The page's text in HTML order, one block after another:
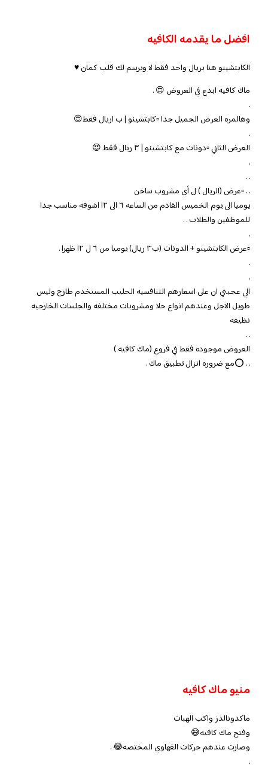
افضل ما يقدمه الكافيه
الكابتشينو هنا بريال واحد فقط لا ويرسم لك قلب كمان ♥️
ماك كافيه ابدع في العروض 😍 .
.
وهالمره العرض الجميل جدا ▫️كابتشينو | ب ١ريال فقط😍
.
العرض الثاني ▫️دونات مع كابتشينو | ٣ ريال فقط 😍
.
. .
. . ▫️عرض (الريال ) ل أي مشروب ساخن
يوميا الى يوم الخميس القادم من الساعه ٦ الى ١٢ اشوفه مناسب جدا
للموظفين والطلاب . .
.
▫️عرض الكابتشينو + الدونات (ب٣ ريال) يوميا من ٦ ل ١٢ ظهرا .
.
.
الي عجبني ان على اسعارهم التنافسيه الحليب المستخدم طازج وليس
طويل الاجل وعندهم انواع حلا ومشروبات مختلفه والجلسات الخارجيه
نظيفه
. .
العروض موجوده فقط في فروع (ماك كافيه )
. . ⭕️مع ضروره انزال تطبيق ماك .
منيو ماك كافيه
ماكدونالدز واكب الهبات
وفتح ماك كافيه😅
وصارت عندهم حركات القهاوي المختصه😂 .
.